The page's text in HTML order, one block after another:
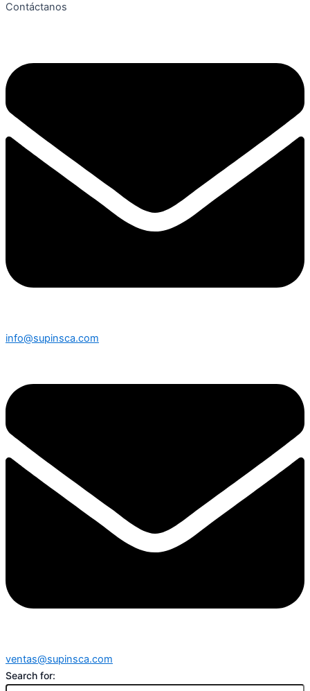
Contáctanos
info@supinsca.com
ventas@supinsca.com
Search for: